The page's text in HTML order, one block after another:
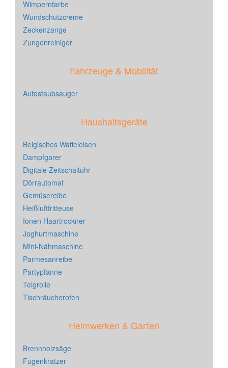
Wimpernfarbe
Wundschutzcreme
Zeckenzange
Zungenreiniger
Fahrzeuge & Mobilität
Autostaubsauger
Haushaltsgeräte
Belgisches Waffeleisen
Dampfgarer
Digitale Zeitschaltuhr
Dörrautomat
Gemüsereibe
Heißluftfritteuse
Ionen Haartrockner
Joghurtmaschine
Mini-Nähmaschine
Parmesanreibe
Partypfanne
Teigrolle
Tischräucherofen
Heimwerken & Garten
Brennholzsäge
Fugenkratzer